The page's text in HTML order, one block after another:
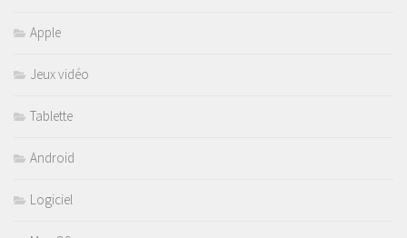
Apple
Jeux vidéo
Tablette
Android
Logiciel